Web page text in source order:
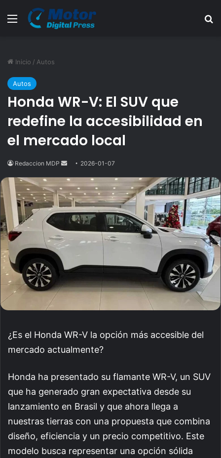
Menú
Inicio / Autos
Autos
Honda WR-V: El SUV que
redefine la accesibilidad en
el mercado local
Redaccion MDP
Send
email
2026-01-07
¿Es el Honda WR-V la opción más accesible del
mercado actualmente?
Honda ha presentado su flamante WR-V, un SUV
que ha generado gran expectativa desde su
lanzamiento en Brasil y que ahora llega a
nuestras tierras con una propuesta que combina
diseño, eficiencia y un precio competitivo. Este
modelo busca representar una opción sólida